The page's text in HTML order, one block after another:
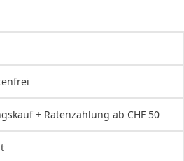
+ Ratenzahlung ab CHF 50